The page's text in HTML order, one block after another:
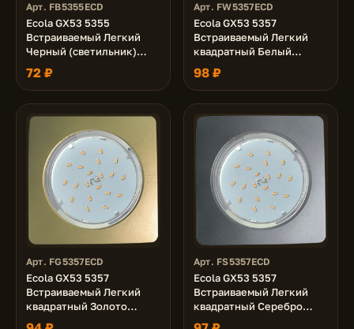
Арт. FB5355ECD
Ecola GX53 5355
Встраиваемый Легкий
Черный (светильник)
25x106
72 ₽
Арт. FW5357ECD
Ecola GX53 5357
Встраиваемый Легкий
квадратный Белый
(светильник) 107x25
98 ₽
Арт. FG5357ECD
Ecola GX53 5357
Встраиваемый Легкий
квадратный Золото
(светильник) 107x25
Арт. FS5357ECD
Ecola GX53 5357
Встраиваемый Легкий
квадратный Серебро
(светильник) 107x25